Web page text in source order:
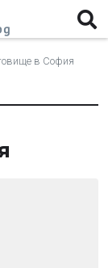
в София